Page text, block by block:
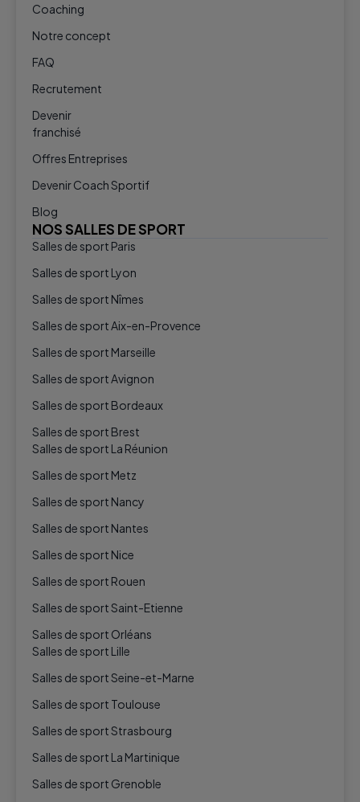
Coaching
Notre concept
FAQ
Recrutement
Devenir
franchisé
Offres Entreprises
Devenir Coach Sportif
Blog
NOS SALLES DE SPORT
Salles de sport Paris
Salles de sport Lyon
Salles de sport Nîmes
Salles de sport Aix-en-Provence
Salles de sport Marseille
Salles de sport Avignon
Salles de sport Bordeaux
Salles de sport Brest
Salles de sport La Réunion
Salles de sport Metz
Salles de sport Nancy
Salles de sport Nantes
Salles de sport Nice
Salles de sport Rouen
Salles de sport Saint-Etienne
Salles de sport Orléans
Salles de sport Lille
Salles de sport Seine-et-Marne
Salles de sport Toulouse
Salles de sport Strasbourg
Salles de sport La Martinique
Salles de sport Grenoble